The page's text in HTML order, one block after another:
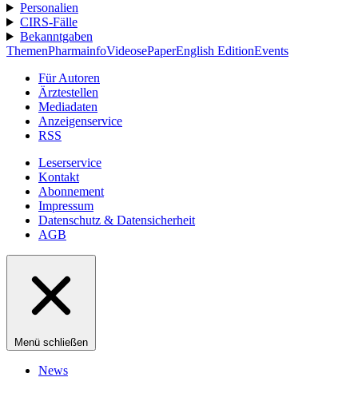
Personalien
CIRS-Fälle
Bekanntgaben
ThemenPharmainfoVideosePaperEnglish EditionEvents
Für Autoren
Ärztestellen
Mediadaten
Anzeigenservice
RSS
Leserservice
Kontakt
Abonnement
Impressum
Datenschutz & Datensicherheit
AGB
Menü schließen
News